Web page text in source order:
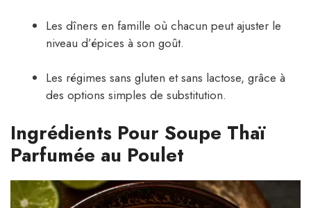
Les dîners en famille où chacun peut ajuster le
niveau d’épices à son goût.
Les régimes sans gluten et sans lactose, grâce à
des options simples de substitution.
Ingrédients Pour Soupe Thaï
Parfumée au Poulet